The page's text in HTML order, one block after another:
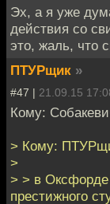
Эх, а я уже
действия со
это, жаль, что
ПТУРщик »
#47 | 21.09.15
Кому:
> Кому:
>
> > в
престижного